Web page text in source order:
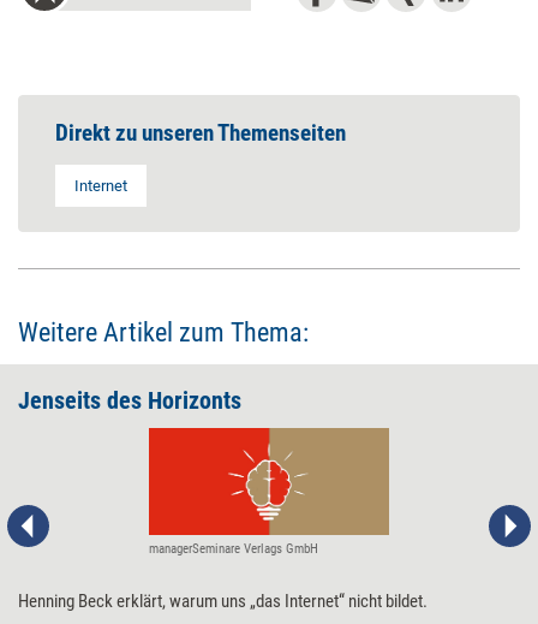
Direkt zu unseren Themenseiten
Internet
Weitere Artikel zum Thema:
Jenseits des Horizonts
managerSeminare Verlags GmbH
Henning Beck erklärt, warum uns „das Internet“ nicht bildet.